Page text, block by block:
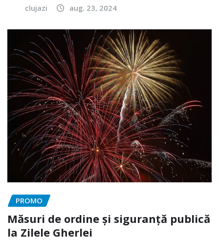
clujazi aug. 23, 2024
PROMO
Măsuri de ordine și siguranță publică
la Zilele Gherlei